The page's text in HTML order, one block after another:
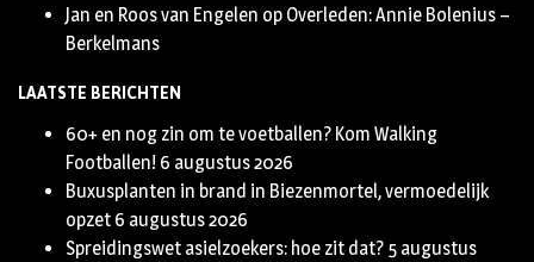
Jan en Roos van Engelen op Overleden: Annie Bolenius –
Berkelmans
LAATSTE BERICHTEN
60+ en nog zin om te voetballen? Kom Walking
Footballen! 6 augustus 2026
Buxusplanten in brand in Biezenmortel, vermoedelijk
opzet 6 augustus 2026
Spreidingswet asielzoekers: hoe zit dat? 5 augustus